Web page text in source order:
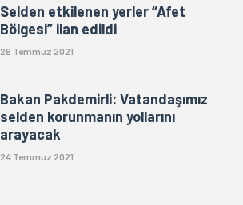
Selden etkilenen yerler “Afet
Bölgesi” ilan edildi
26 Temmuz 2021
Bakan Pakdemirli: Vatandaşımız
selden korunmanın yollarını
arayacak
24 Temmuz 2021